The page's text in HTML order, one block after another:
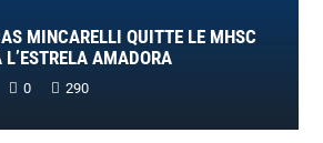
MINCARELLI QUITTE LE MHSC
L’ESTRELA AMADORA
0 290